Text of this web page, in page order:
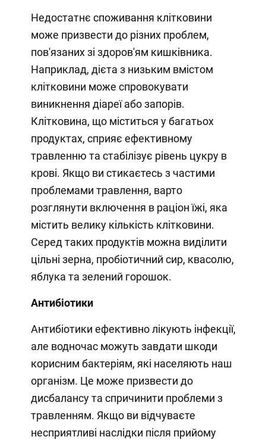
Недостатнє споживання клітковини
може призвести до різних проблем,
пов'язаних зі здоров'ям кишківника.
Наприклад, дієта з низьким вмістом
клітковини може спровокувати
виникнення діареї або запорів.
Клітковина, що міститься у багатьох
продуктах, сприяє ефективному
травленню та стабілізує рівень цукру в
крові. Якщо ви стикаєтесь з частими
проблемами травлення, варто
розглянути включення в раціон їжі, яка
містить велику кількість клітковини.
Серед таких продуктів можна виділити
цільні зерна, пробіотичний сир, квасолю,
яблука та зелений горошок.
Антибіотики
Антибіотики ефективно лікують інфекції,
але водночас можуть завдати шкоди
корисним бактеріям, які населяють наш
організм. Це може призвести до
дисбалансу та спричинити проблеми з
травленням. Якщо ви відчуваєте
несприятливі наслідки після прийому